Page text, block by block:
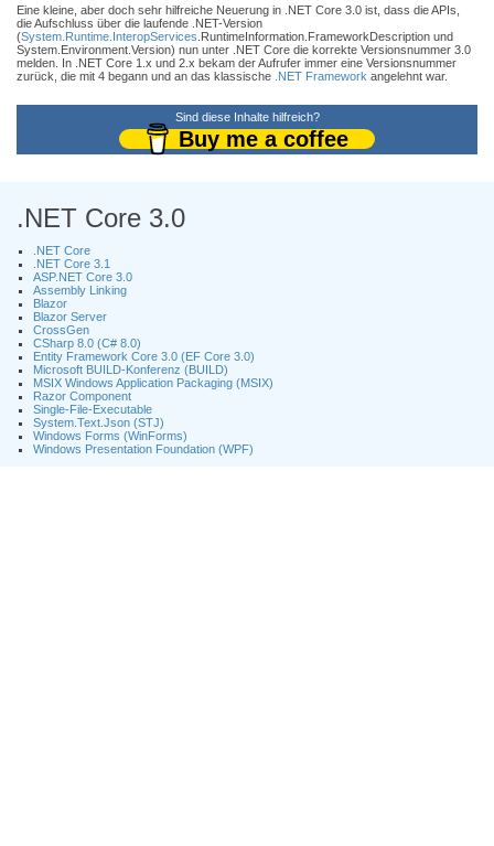
Eine kleine, aber doch sehr hilfreiche Neuerung in .NET Core 3.0 ist, dass die APIs,
die Aufschluss über die laufende .NET-Version
(System.Runtime.InteropServices .RuntimeInformation.FrameworkDescription und
System.Environment.Version) nun unter .NET Core die korrekte Versionsnummer 3.0
melden. In .NET Core 1.x und 2.x bekam der Aufrufer immer eine Versionsnummer
zurück, die mit 4 begann und an das klassische .NET Framework angelehnt war.
Sind diese Inhalte hilfreich?
Buy me a coffee
.NET Core 3.0
.NET Core
.NET Core 3.1
ASP.NET Core 3.0
Assembly Linking
Blazor
Blazor Server
CrossGen
CSharp 8.0 (C# 8.0)
Entity Framework Core 3.0 (EF Core 3.0)
Microsoft BUILD-Konferenz (BUILD)
MSIX Windows Application Packaging (MSIX)
Razor Component
Single-File-Executable
System.Text.Json (STJ)
Windows Forms (WinForms)
Windows Presentation Foundation (WPF)